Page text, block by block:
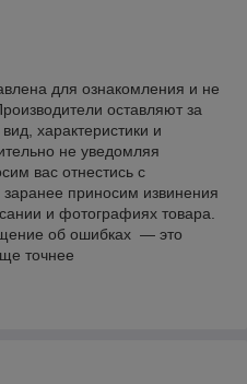
для ознакомления и не
оставляют за
характеристики и
не уведомляя
вас отнестись с
приносим извинения
и фотографиях товара.
об ошибках — это
точнее